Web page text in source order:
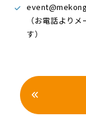
（お電話より
す）